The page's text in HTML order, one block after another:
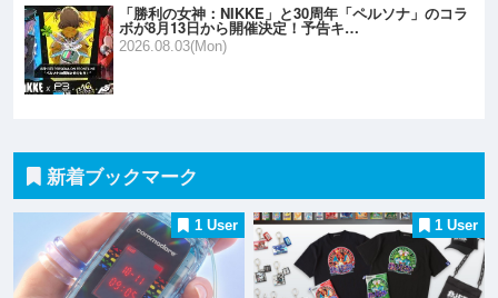
「勝利の女神：NIKKE」と30周年「ペルソナ」のコラ
ボが8月13日から開催決定！予告キ…
2026.08.03(Mon)
新着ブックマーク
1 User 1 User